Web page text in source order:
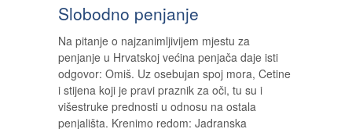
Slobodno penjanje
Na pitanje o najzanimljivijem mjestu za
penjanje u Hrvatskoj većina penjača daje isti
odgovor: Omiš. Uz osebujan spoj mora, Cetine
i stijena koji je pravi praznik za oči, tu su i
višestruke prednosti u odnosu na ostala
penjališta. Krenimo redom: Jadranska